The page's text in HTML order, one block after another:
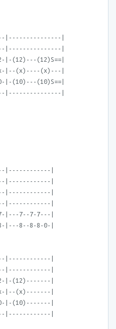
|---------------|
|---------------|
|-(12)---(12)S==|
|--(x)----(x)---|
|-(10)---(10)S==|
|---------------|
|------------|
|------------|
|------------|
|------------|
|---7--7-7---|
8--8-8-0-|
|------------|
|------------|
|-(12)-------|
|--(x)-------|
|-(10)-------|
|------------|